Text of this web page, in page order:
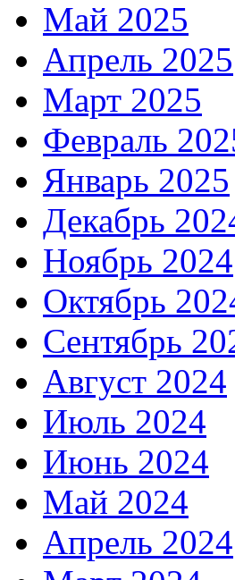
Май 2025
Апрель 2025
Март 2025
Февраль
Январь 2025
Декабрь
Ноябрь 2024
Октябрь
Сентябрь
Август 2024
Июль 2024
Июнь 2024
Май 2024
Апрель 2024